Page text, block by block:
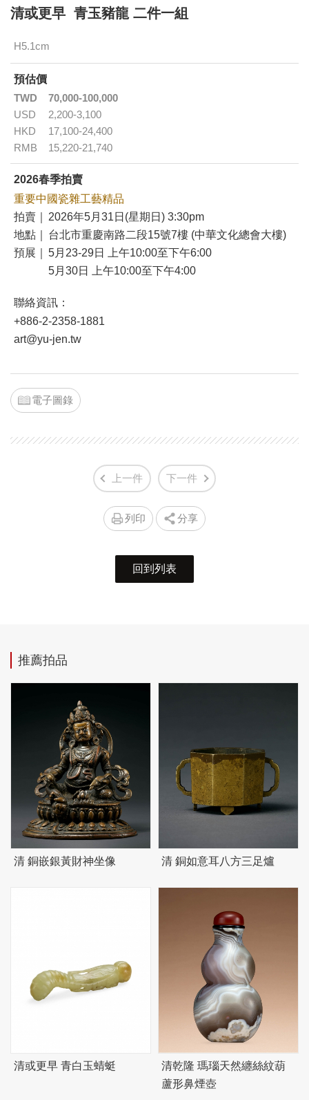
清或更早 青玉豬龍 二件一組
H5.1cm
預估價
TWD
70,000-100,000
USD
2,200-3,100
HKD
17,100-24,400
RMB
15,220-21,740
2026春季拍賣
重要中國瓷雜工藝精品
拍賣｜
2026年5月31日(星期日) 3:30pm
地點｜
台北市重慶南路二段15號7樓 (中華文化總會大樓)
預展｜
5月23-29日 上午10:00至下午6:00
5月30日 上午10:00至下午4:00
聯絡資訊：
+886-2-2358-1881
art@yu-jen.tw
電子圖錄
上一件 下一件
列印 分享
回到列表
推薦拍品
清 銅嵌銀黃財神坐像 清 銅如意耳八方三足爐
清或更早 青白玉蜻蜓
清乾隆 瑪瑙天然纏絲紋葫
蘆形鼻煙壺